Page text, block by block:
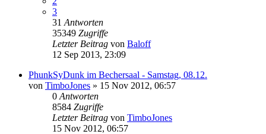
3
31 Antworten
35349 Zugriffe
Letzter Beitrag von Baloff
12 Sep 2013, 23:09
PhunkSyDunk im Bechersaal - Samstag, 08.12.
von TimboJones » 15 Nov 2012, 06:57
0 Antworten
8584 Zugriffe
Letzter Beitrag von TimboJones
15 Nov 2012, 06:57